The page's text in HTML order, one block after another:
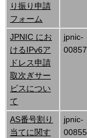
り振り申請
フォーム
JPNIC にお
けるIPv6ア
ドレス申請
取次ぎサー
ビスについ
て
jpnic-
00857
AS番号割り
当てに関す
jpnic-
00855